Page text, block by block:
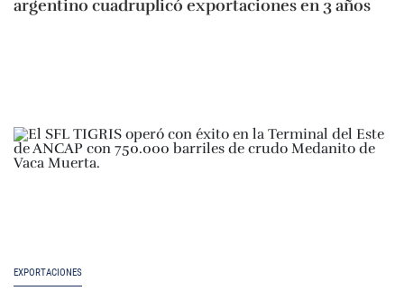
argentino cuadruplicó exportaciones en 3 años
EXPORTACIONES